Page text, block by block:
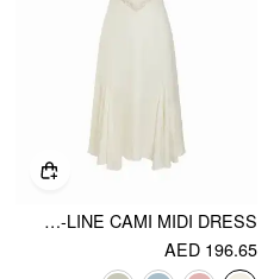
V-NECK LACE PANEL A-LINE CAMI MIDI DRESS
AED 196.65